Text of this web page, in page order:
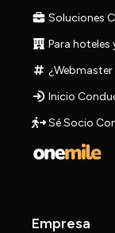
Soluciones
Para
Inicio
Sé Socio
Empresa